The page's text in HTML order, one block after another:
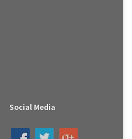
Social Media